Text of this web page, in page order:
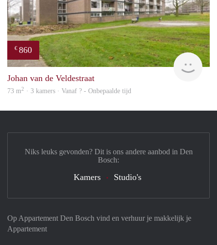
€ 860
rent
Johan van de Veldestraat
73 m2 · 3 kamers · Vanaf ? - Onbepaalde tijd
Op Appartement Den Bosch vind en verhuur je makkelijk je
Appartement
Niks leuks gevonden? Dit is ons andere aanbod in Den
Bosch:
Kamers Studio's